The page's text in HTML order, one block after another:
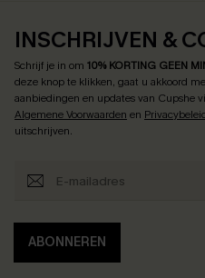
INSCHRIJVEN &
Schrijf je in om 10% KORTING GEEN
deze knop te klikken, gaat u akkoord
aanbiedingen en updates van Cupshe
Algemene Voorwaarden en
uitschrijven.
ABONNEREN